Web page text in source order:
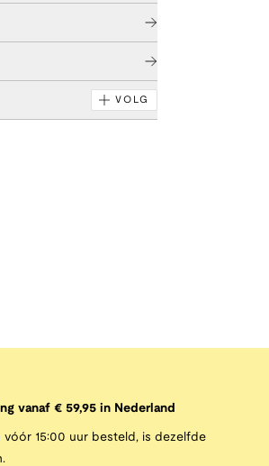
VOLG
vanaf € 59,95 in Nederland
vóór 15:00 uur besteld, is dezelfde